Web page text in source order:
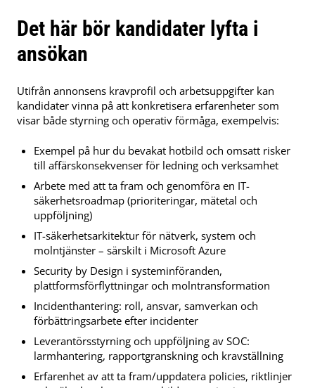
Det här bör kandidater lyfta i
ansökan
Utifrån annonsens kravprofil och arbetsuppgifter kan
kandidater vinna på att konkretisera erfarenheter som
visar både styrning och operativ förmåga, exempelvis:
Exempel på hur du bevakat hotbild och omsatt risker
till affärskonsekvenser för ledning och verksamhet
Arbete med att ta fram och genomföra en IT-
säkerhetsroadmap (prioriteringar, mätetal och
uppföljning)
IT-säkerhetsarkitektur för nätverk, system och
molntjänster – särskilt i Microsoft Azure
Security by Design i systeminföranden,
plattformsförflyttningar och molntransformation
Incidenthantering: roll, ansvar, samverkan och
förbättringsarbete efter incidenter
Leverantörsstyrning och uppföljning av SOC:
larmhantering, rapportgranskning och kravställning
Erfarenhet av att ta fram/uppdatera policies, riktlinjer